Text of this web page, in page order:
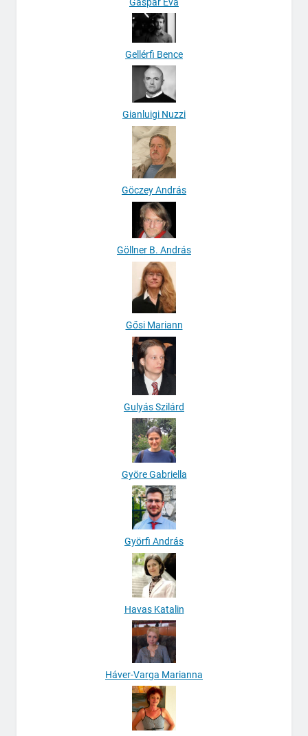
Gellérfi Bence
Gianluigi Nuzzi
Göczey András
Göllner B. András
Gősi Mariann
Gulyás Szilárd
Györe Gabriella
Györfi András
Havas Katalin
Háver-Varga Marianna